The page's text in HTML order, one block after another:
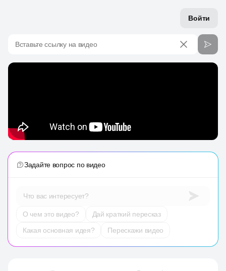
Войти
Вставьте ссылку на видео
Задайте вопрос по видео
Что вас интересует?
О чем это видео?
Дай краткий пересказ
Какая основная идея?
Перескажи видео